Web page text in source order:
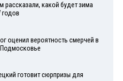
рассказали, какой будет зима
годов
оценил вероятность смерчей в
готовит сюрпризы для